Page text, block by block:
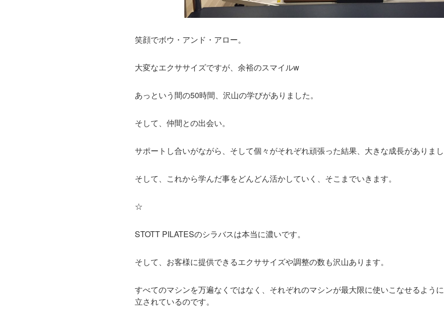
笑顔でボウ・アンド・アロー。
大変なエクササイズですが、余裕のスマイルw
あっという間の50時間、沢山の学びがありました。
そして、仲間との出会い。
サポートし合いがながら、そして個々がそれぞれ頑張った結果、大きな成長がありま
そして、これから学んだ事をどんどん活かしていく、そこまでいきます。
☆
STOTT PILATESのシラバスは本当に濃いです。
そして、お客様に提供できるエクササイズや調整の数も沢山あります。
すべてのマシンを万遍なくではなく、それぞれのマシンが最大限に使いこなせるよう
立されているのです。